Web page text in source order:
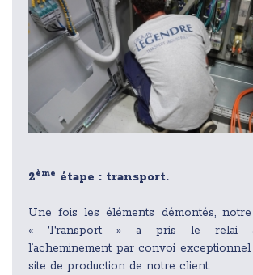
2ème étape : transport.
Une fois les éléments démontés,
« Transport » a pris le relai
l’acheminement par convoi exceptionnel
site de production de notre client.